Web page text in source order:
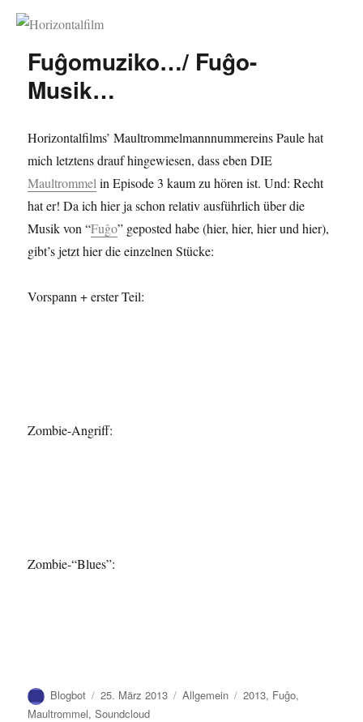
Horizontalfilm
Fuĝomuziko…/ Fuĝo-
Musik…
Horizontalfilms’ Maultrommelmannnummereins Paule hat
mich letztens drauf hingewiesen, dass eben DIE
Maultrommelin Episode 3 kaum zu hören ist. Und: Recht
hat er! Da ich hier ja schon relativ ausführlich über die
Musik von “Fuĝo” geposted habe (hier, hier, hier und hier),
gibt’s jetzt hier die einzelnen Stücke:
Vorspann + erster Teil:
Zombie-Angriff:
Zombie-“Blues”:
Autor
Blogbot
Veröffentlicht
am
25. März 2013 Kategorien
Allgemein Schlagwörter
2013, Fuĝo,
Maultrommel,Soundcloud